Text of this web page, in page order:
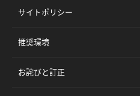
サイトポリシー
推奨環境
お詫びと訂正